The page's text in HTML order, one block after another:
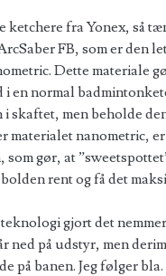
fra Yonex, så
FB, som er den
Dette materiale
en normal
skaftet, men beholde
materialet nanometric,
gør, at
rent og få det
gjort det
ned på udstyr, men
på banen. Jeg følger